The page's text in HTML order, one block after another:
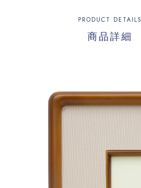
商品詳細
PRODUCT DETAILS